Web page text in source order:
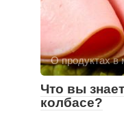
О продуктах в
Что вы
колбасе?